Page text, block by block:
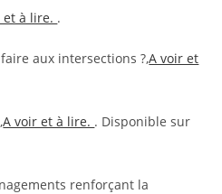
et à lire. .
aux intersections ?,A voir et
A voir et à lire. . Disponible sur
renforçant la